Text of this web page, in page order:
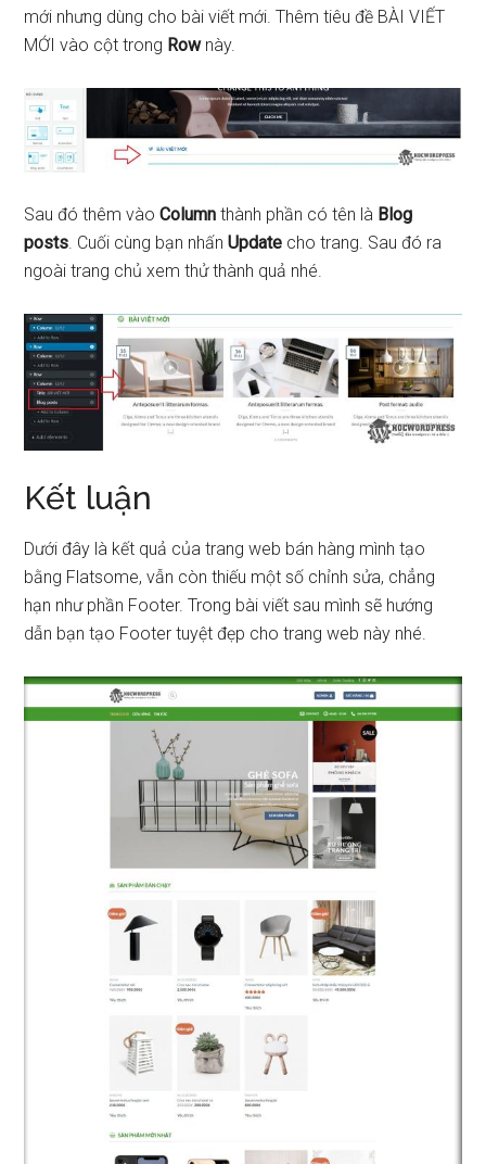
mới nhưng dùng cho bài viết mới. Thêm tiêu đề BÀI VIẾT
MỚI vào cột trong Row này.
Sau đó thêm vàoColumn thành phần có tên là Blog
posts. Cuối cùng bạn nhấnUpdate cho trang. Sau đó ra
ngoài trang chủ xem thử thành quả nhé.
Kết luận
Dưới đây là kết quả của trang web bán hàng mình tạo
bằng Flatsome, vẫn còn thiếu một số chỉnh sửa, chẳng
hạn như phần Footer. Trong bài viết sau mình sẽ hướng
dẫn bạn tạo Footer tuyệt đẹp cho trang web này nhé.